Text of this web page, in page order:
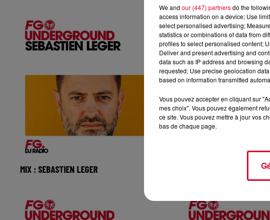
MIX : SEBASTIEN LEGER
Sébastien Leger du lundi 03 aout 2026
🎧 Ecoutez la radio MAXXIMUM s
Réécoutez FG
la radio MAXXIMUM sur
We and our (447) partnersdo the
access information on a device; Use
select personalised advertising;
statistics or combinations of data from
profiles to select personalised content;
Deliver and present advertising and
data such as IP address and browsing
requested; Use precise geolocation
based on information transmitted
Vous pouvez accepter en cliquant sur
mes choix". Vous pouvez également
ce site. Vous pouvez mettre à jour vos
bas de chaque page.